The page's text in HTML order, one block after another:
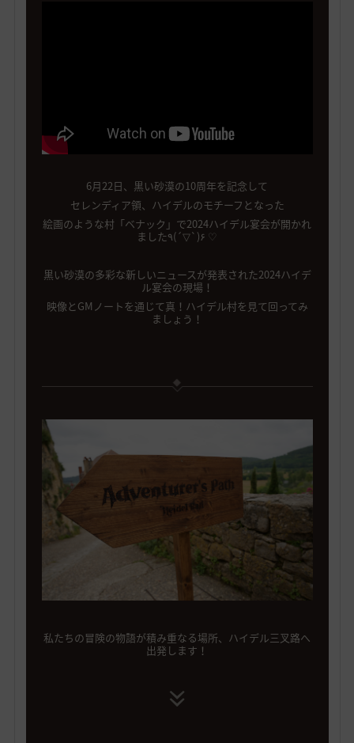
6月22日、黒い砂漠の10周年を記念して
セレンディア領、ハイデルのモチーフとなった
絵画のような村「ベナック」で2024ハイデル宴会が開かれ
ました٩(´▽`)۶ ♡
黒い砂漠の多彩な新しいニュースが発表された2024ハイデ
ル宴会の現場！
映像とGMノートを通じて真！ハイデル村を見て回ってみ
ましょう！
私たちの冒険の物語が積み重なる場所、ハイデル三叉路へ
出発します！